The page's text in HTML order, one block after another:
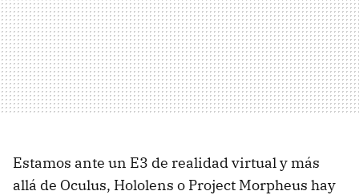
Estamos ante un E3 de realidad virtual y más
allá de Oculus, Hololens o Project Morpheus hay